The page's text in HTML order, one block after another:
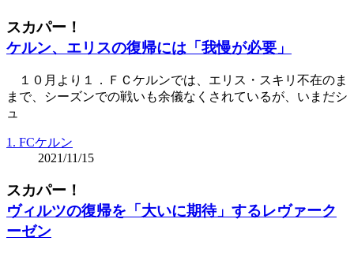
スカパー！
ケルン、エリスの復帰には「我慢が必要」
１０月より１．ＦＣケルンでは、エリス・スキリ不在のま
まで、シーズンでの戦いも余儀なくされているが、いまだシ
ュ
1. FCケルン
2021/11/15
スカパー！
ヴィルツの復帰を「大いに期待」するレヴァーク
ーゼン